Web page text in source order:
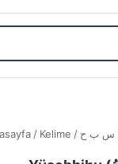
/ Kelime /